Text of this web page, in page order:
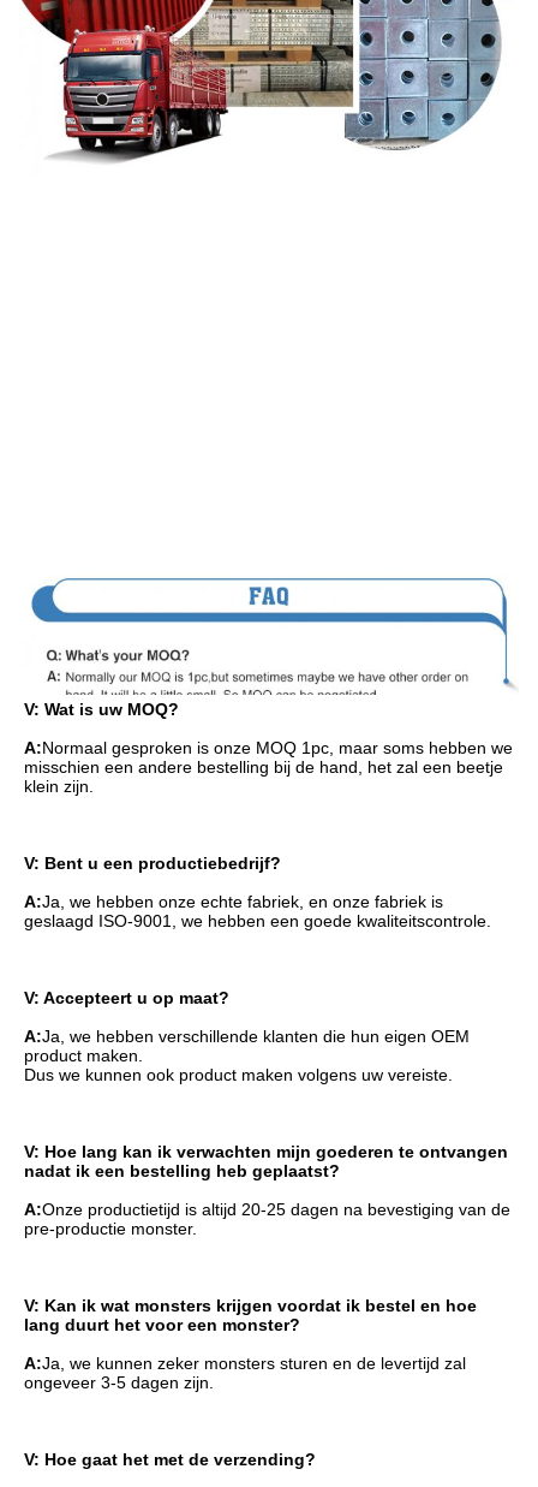
V: Wat is uw MOQ?
A:Normaal gesproken is onze MOQ 1pc, maar soms hebben we
misschien een andere bestelling bij de hand, het zal een beetje
klein zijn.
V: Bent u een productiebedrijf?
A:Ja, we hebben onze echte fabriek, en onze fabriek is
geslaagd ISO-9001, we hebben een goede kwaliteitscontrole.
V: Accepteert u op maat?
A:Ja, we hebben verschillende klanten die hun eigen OEM
product maken.
Dus we kunnen ook product maken volgens uw vereiste.
V: Hoe lang kan ik verwachten mijn goederen te ontvangen
nadat ik een bestelling heb geplaatst?
A:Onze productietijd is altijd 20-25 dagen na bevestiging van de
pre-productie monster.
V: Kan ik wat monsters krijgen voordat ik bestel en hoe
lang duurt het voor een monster?
A:Ja, we kunnen zeker monsters sturen en de levertijd zal
ongeveer 3-5 dagen zijn.
V: Hoe gaat het met de verzending?